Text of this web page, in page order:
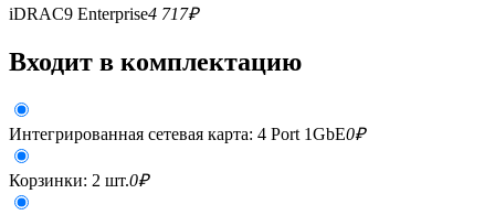
iDRAC9 Enterprise4 717₽
Входит в комплектацию
Интегрированная сетевая карта: 4 Port 1GbE0₽
Корзинки: 2 шт.0₽